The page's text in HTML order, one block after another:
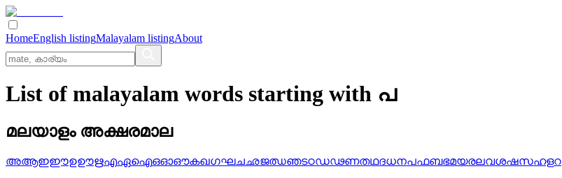
HomeEnglish listingMalayalam listingAbout
List of malayalam words starting with പ
മലയാളം അക്ഷരമാല
അആഇഈഉഊഋഎഏഐഒഓഔകഖഗഘചഛജഝഞടഠഡഢണതഥദധനപഫബഭമയരലവശഷസഹളറ